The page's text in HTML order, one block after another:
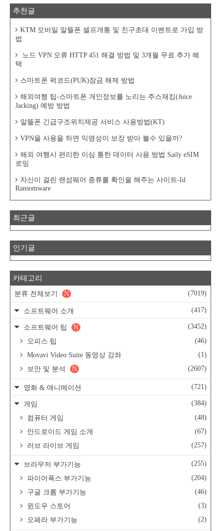
추천글
KTM 모바일 알뜰폰 셀프개통 및 친구초대 이벤트로 가입 방
법
노드 VPN 오류 HTTP 451 해결 방법 및 3개월 무료 추가 혜
택
스마트폰 퍽코드(PUK)잠금 해제 방법
해외여행 팁-스마트폰 개인정보를 노리는 주스재킹(Juice
Jacking) 예방 방법
알뜰폰 긴급구조위치제공 서비스 사용방법(KT)
VPN을 사용을 하면 익명성이 보장 받아 볼수 있을까?
해외 여행시 편리한 이심 통한 데이터 사용 방법 Saily eSIM
로밍
자신이 걸린 랜섬웨어 종류를 확인을 해주는 사이트-Id
Ransomware
최근글
인기글
카테고리
분류 전체보기 (7019)
N
소프트웨어 소개 (417)
소프트웨어 팁 (3452)
N
오피스 팁
(46)
Movavi Video Suite 동영상 강좌
(1)
보안 및 분석
(2607)
N
영화 & 애니메이션 (721)
게임
(384)
컴퓨터 게임
(48)
안드로이드 게임 소개
(67)
러브 라이브 게임
(257)
브라우저 부가기능
(255)
파이어폭스 부가기능
(204)
구글 크롬 부가기능
(46)
윈도우 스토어
(3)
오페라 부가기능
(2)